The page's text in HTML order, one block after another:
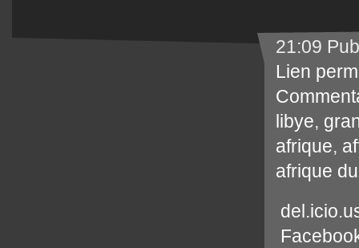
21:09
Lien
libye,
afrique,
afrique